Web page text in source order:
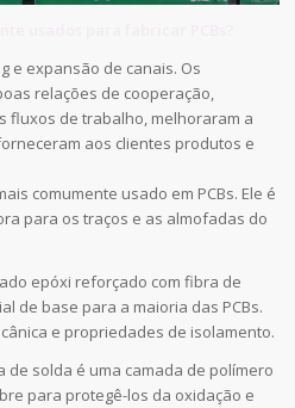
e expansão de canais. Os
relações de cooperação,
fluxos de trabalho, melhoraram a
aos clientes produtos e
comumente usado em PCBs. Ele é
para os traços e as almofadas do
epóxi reforçado com fibra de
de base para a maioria das PCBs.
e propriedades de isolamento.
de solda é uma camada de polímero
para protegê-los da oxidação e